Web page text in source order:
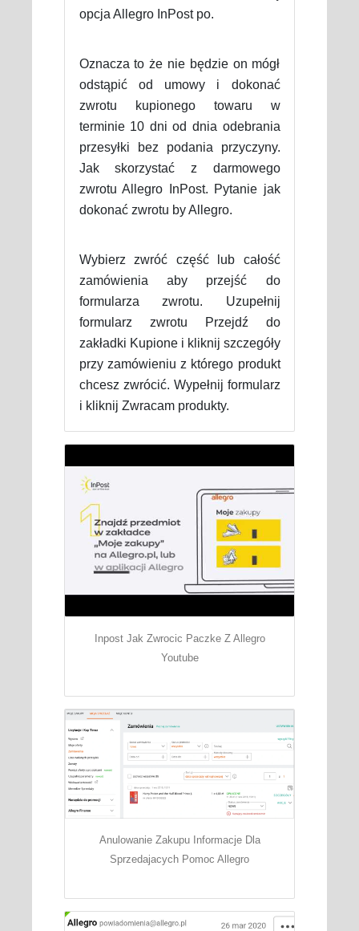
opcja Allegro InPost po.
Oznacza to że nie będzie on mógł
odstąpić od umowy i dokonać
zwrotu kupionego towaru w
terminie 10 dni od dnia odebrania
przesyłki bez podania przyczyny.
Jak skorzystać z darmowego
zwrotu Allegro InPost. Pytanie jak
dokonać zwrotu by Allegro.
Wybierz zwróć część lub całość
zamówienia aby przejść do
formularza zwrotu. Uzupełnij
formularz zwrotu Przejdź do
zakładki Kupione i kliknij szczegóły
przy zamówieniu z którego produkt
chcesz zwrócić. Wypełnij formularz
i kliknij Zwracam produkty.
Inpost Jak Zwrocic Paczke Z Allegro
Youtube
Anulowanie Zakupu Informacje Dla
Sprzedajacych Pomoc Allegro